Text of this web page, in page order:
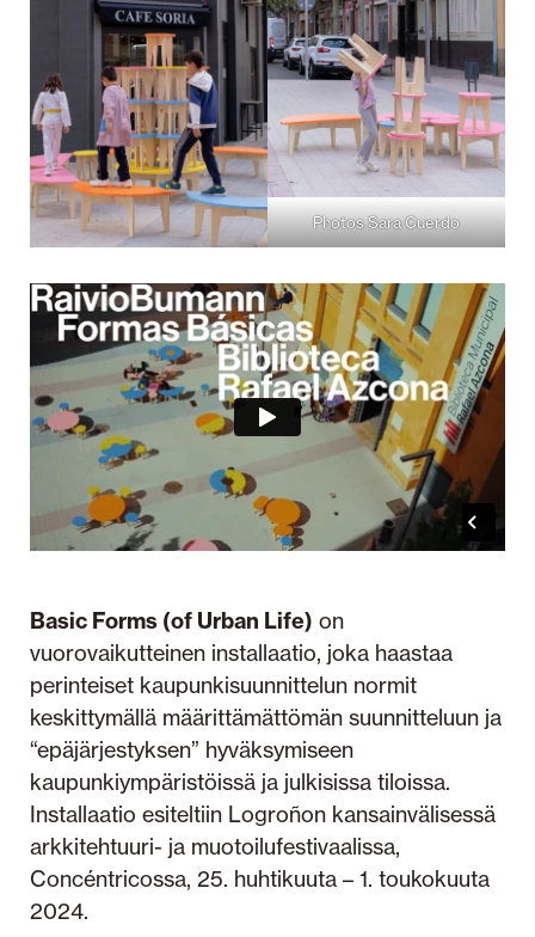
Photos Sara Cuerdo
Basic Forms (of Urban Life) on
vuorovaikutteinen installaatio, joka haastaa
perinteiset kaupunkisuunnittelun normit
keskittymällä määrittämättömän suunnitteluun ja
“epäjärjestyksen” hyväksymiseen
kaupunkiympäristöissä ja julkisissa tiloissa.
Installaatio esiteltiin Logroñon kansainvälisessä
arkkitehtuuri- ja muotoilufestivaalissa,
Concéntricossa, 25. huhtikuuta – 1. toukokuuta
2024.